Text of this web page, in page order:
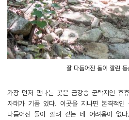
잘 다듬어진 돌이 깔린 등
가장 먼저 만나는 곳은 금강송 군락지인 휴
자태가 기품 있다. 이곳을 지나면 본격적인
다듬어진 돌이 깔려 걷는 데 어려움이 없